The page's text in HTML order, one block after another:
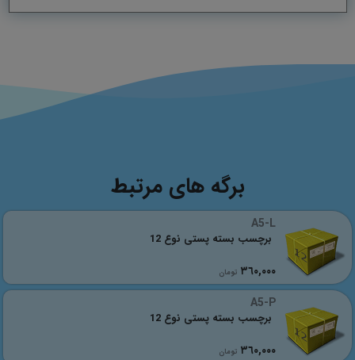
برگه های مرتبط
A5-L
٣٦٠,٠٠٠ تومان
برچسب بسته پستی نوع 12
A5-P
٣٦٠,٠٠٠ تومان
برچسب بسته پستی نوع 12